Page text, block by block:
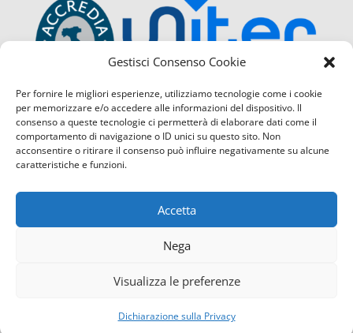
Gestisci Consenso Cookie
Per fornire le migliori esperienze, utilizziamo tecnologie come i cookie
per memorizzare e/o accedere alle informazioni del dispositivo. Il
consenso a queste tecnologie ci permetterà di elaborare dati come il
comportamento di navigazione o ID unici su questo sito. Non
acconsentire o ritirare il consenso può influire negativamente su alcune
caratteristiche e funzioni.
Accetta
Nega
Visualizza le preferenze
Dichiarazione sulla Privacy
Confcommercio Cosenza é certificata con il Sistema di
quella di Corigliano Rossano.